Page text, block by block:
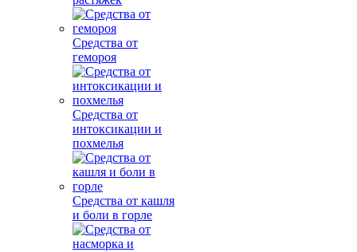
Средства от
гемороя
Средства от
интоксикации и
похмелья
Средства от кашля
и боли в горле